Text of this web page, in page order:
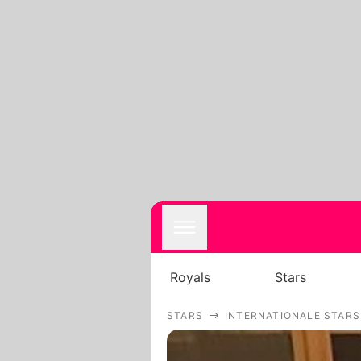
Royals Stars
STARS INTERNATIONALE STARS